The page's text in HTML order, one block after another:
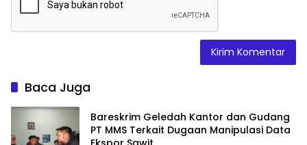
Baca Juga
Bareskrim Geledah Kantor dan Gudang
PT MMS Terkait Dugaan Manipulasi Data